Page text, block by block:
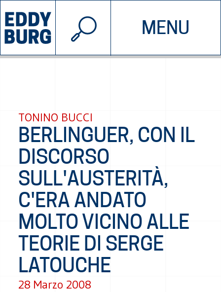
MENU
INIZIATIVE CHI SIAMO
© 2026 EDDYBURG
TONINO BUCCI
BERLINGUER, CON IL
DISCORSO
SULL'AUSTERITÀ,
C'ERA ANDATO
MOLTO VICINO ALLE
TEORIE DI SERGE
LATOUCHE
28 Marzo 2008